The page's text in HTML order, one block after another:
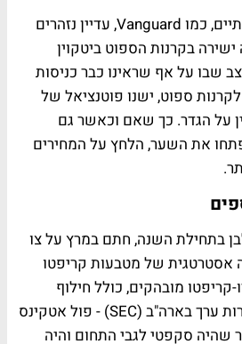
חלק מהמוסדות המסורתיים, כמו Vanguard, עדיין נזהרים
בקרנות הספוט ביטקוין
שבו על אף שראינו כבר כניסות
ספוט, ישנו פוטנציאל של
על הגדר. כך שאם וכאשר גם
את השער, הלחץ על המחירים
בתחילת השנה, חתם במרץ על צו
אסטרטגית של מטבעות קריפטו
קריפטו מובהקים, כולל חילוף
בכיסא יו״ר הרשות לניירות ערך בארה"ב (SEC) - פול אטקינס
שהיה סקפטי לגבי התחום והיה